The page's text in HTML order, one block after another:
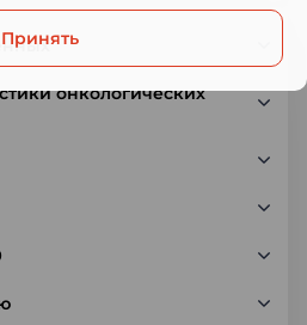
онкологических
Принять